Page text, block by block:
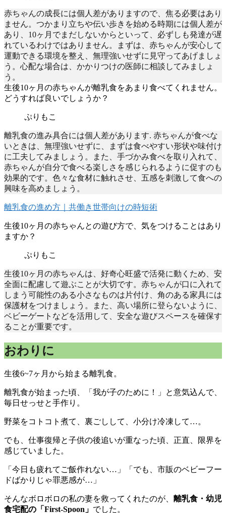
赤ちゃんの成長には個人差がありますので、焦る必要はあり
ません。つかまり立ちや伝い歩きを始める時期には個人差が
あり、10ヶ月でまだしないからといって、必ずしも発達が遅
れているわけではありません。まずは、赤ちゃんが安心して
運動できる環境を整え、無理強いせずに見守ってあげましょ
う。心配な場合は、かかりつけの医師に相談してみましょ
う。
生後10ヶ月の赤ちゃんが離乳食をあまり食べてくれません。
どうすれば良いでしょうか？
ぷりもこ
離乳食の進み具合には個人差があります. 赤ちゃんが食べな
いときは、無理強いせずに、まずは食べやすい形状や味付け
に工夫してみましょう。また、手づかみ食べを取り入れて、
赤ちゃんが自分で食べる楽しさを感じられるように促すのも
効果的です。色々な食材に触れさせ、五感を刺激して食への
興味を高めましょう。
離乳食の進め方｜共働き世帯向けの時短術
生後10ヶ月の赤ちゃんとの遊び方で、気をつけることはあり
ますか？
ぷりもこ
生後10ヶ月の赤ちゃんは、好奇心旺盛で活発に動くため、安
全面に配慮して遊ぶことが大切です。赤ちゃんが口に入れて
しまう可能性のある小さなものは片付け、角のある家具には
保護材をつけましょう。また、高い場所に登らないように、
ベビーゲートなどを活用して、安全な遊びスペースを確保す
ることが重要です。
おわりに
生後6~7ヶ月から始まる離乳食。
離乳食が始まった頃、「我が子のために！」と意気込んで、
毎日せっせと手作り。
野菜をコトコト煮て、裏ごしして、小分け冷凍して…。
でも、仕事復帰と子供の後追いが重なった頃、正直、限界を
感じていました。
「今日も疲れてご飯作れない…」「でも、市販のベビーフー
ドばかりじゃ罪悪感が…」
そんなボロボロの私の妻を救ってくれたのが、 離乳食・幼児
食宅配の「First-Spoon」 でした。